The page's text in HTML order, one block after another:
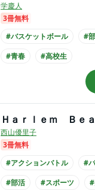
学慶人
3冊無料
#バスケットボール
#
#青春
#高校生
Ｈａｒｌｅｍ Ｂｅ
西山優里子
3冊無料
#アクションバトル
#
#部活
#スポーツ